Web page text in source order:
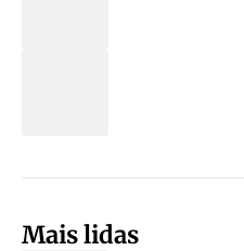
Mais lidas